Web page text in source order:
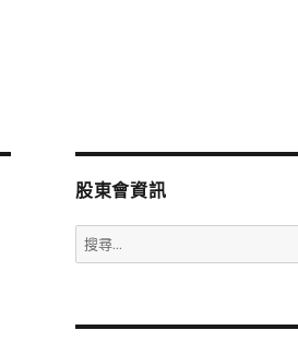
股東會資訊
搜
尋
字: